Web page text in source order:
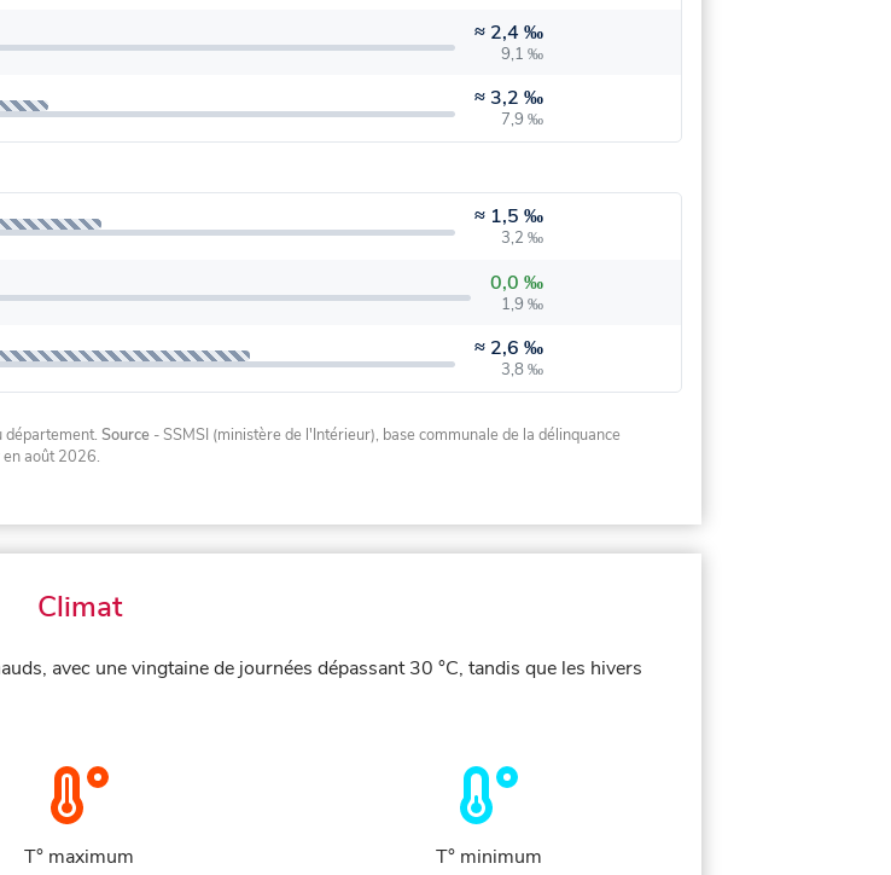
≈ 2,4 ‰
9,1 ‰
≈ 3,2 ‰
7,9 ‰
≈ 1,5 ‰
3,2 ‰
0,0 ‰
1,9 ‰
≈ 2,6 ‰
3,8 ‰
département. Source - SSMSI (ministère de l'Intérieur), base communale de la délinquance
août 2026.
Climat
avec une vingtaine de journées dépassant 30 °C, tandis que les hivers
T° maximum
T° minimum